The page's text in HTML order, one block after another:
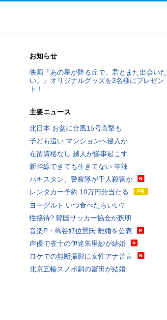
お知らせ
映画『あの星が降る丘で、君とまた出会いた
い。』オリジナルグッズを3名様にプレゼン
ト！
主要ニュース
北日本 お盆に台風15号直撃も
子ども追い マンションへ侵入か
在留資格なし 越人が惨事起こす
新幹線できても生きてない 辛辣
パキスタン、警察隊が千人殺害か
レンタカー予約 10万円分当たる
ヨーグルト いつ食べたらいい?
性接待? 韓国サッカー協会が釈明
音楽P・蔦谷好位置氏 離婚を公表
声優で雀士の伊達朱里紗が結婚
ロケでの無断撮影に女性アナ苦言
北京五輪スノボ銅の冨田が結婚